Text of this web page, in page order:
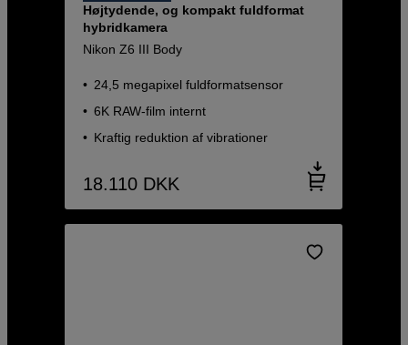
Højtydende, og kompakt fuldformat
hybridkamera
Nikon Z6 III Body
24,5 megapixel fuldformatsensor
6K RAW-film internt
Kraftig reduktion af vibrationer
18.110 DKK